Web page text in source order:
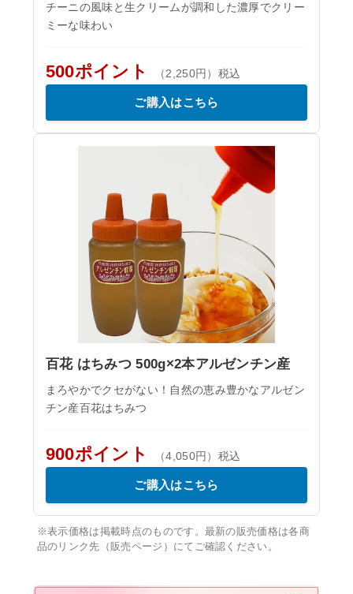
チーニの風味と生クリームが調和した濃厚でクリー
ミーな味わい
500ポイント （2,250円）税込
ご購入はこちら
百花 はちみつ 500g×2本アルゼンチン産
まろやかでクセがない！自然の恵み豊かなアルゼン
チン産百花はちみつ
900ポイント （4,050円）税込
ご購入はこちら
※表示価格は掲載時点のものです。最新の販売価格は各商
品のリンク先（販売ページ）にてご確認ください。